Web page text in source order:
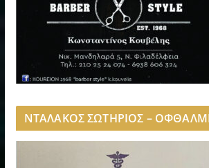
ΝΤΑΛΑΚΟΣ ΣΩΤΗΡΙΟΣ –